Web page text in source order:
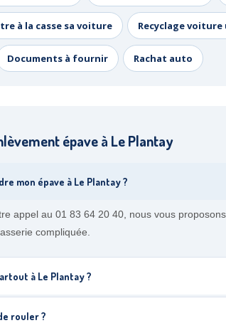
à la casse sa voiture Recyclage voiture
Documents à fournir Rachat auto
épave à Le Plantay
mon épave à Le Plantay ?
appel au 01 83 64 20 40, nous vous
compliquée.
à Le Plantay ?
rouler ?